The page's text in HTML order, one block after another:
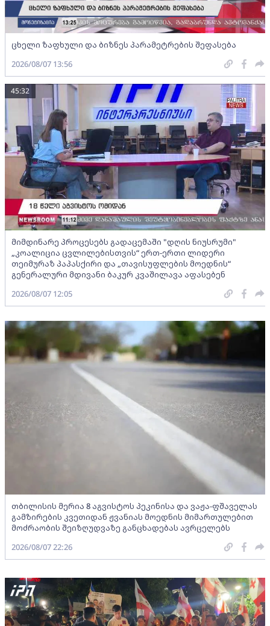
ცხელი ზაფხული და ბიზნეს პარამეტრების შეფასება
2026/08/07 13:56
მიმდინარე პროცესებს გადაცემაში "დღის ნიუსრუმი"
„კოალიცია ცვლილებისთვის“ ერთ-ერთი ლიდერი
თეიმურაზ პაპასქირი და „თავისუფლების მოედნის“
გენერალური მდივანი ბაკურ კვაშილავა აფასებენ
45:32
2026/08/07 12:05
თბილისის მერია 8 აგვისტოს პეკინისა და ვაჟა-ფშაველას
გამზირების კვეთიდან ჟვანიას მოედნის მიმართულებით
მოძრაობის შეიზღუდვაზე განცხადებას ავრცელებს
2026/08/07 22:26